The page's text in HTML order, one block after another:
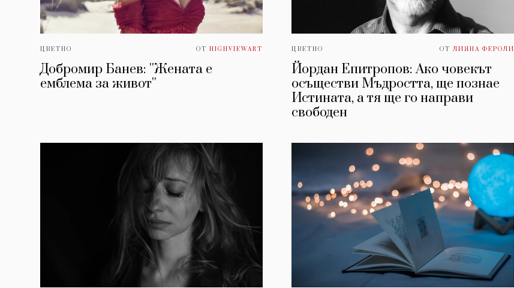
ЦВЕТНО ОТHIGHVIEWART
Добромир Банев: ''Жената е
емблема за живот''
ЦВЕТНО ОТ ЛИЯНА ФЕРОЛИ
Йордан Епитропов: Ако човекът
осъществи Мъдростта, ще познае
Истината, а тя ще го направи
свободен